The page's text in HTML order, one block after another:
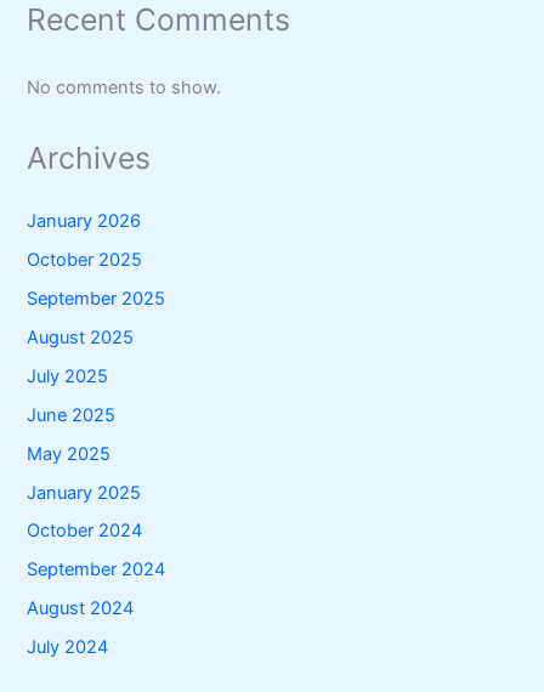
Recent Comments
No comments to show.
Archives
January 2026
October 2025
September 2025
August 2025
July 2025
June 2025
May 2025
January 2025
October 2024
September 2024
August 2024
July 2024